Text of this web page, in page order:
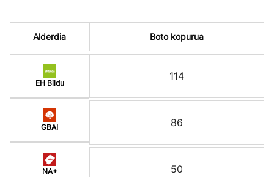
Alderdia
EH Bildu
GBAI
NA+
Boto kopurua
114
86
50